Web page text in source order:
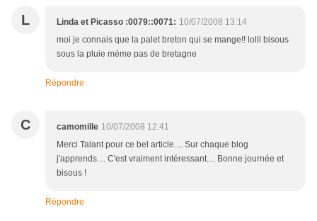
L Linda et Picasso :0079::0071: 10/07/2008 13:14
moi je connais que la palet breton qui se mange!! lolll bisous
sous la pluie méme pas de bretagne
Répondre
C camomille 10/07/2008 12:41
Merci Talant pour ce bel article.... Sur chaque blog
j'apprends.... C'est vraiment intéressant.... Bonne journée et
bisous !
Répondre